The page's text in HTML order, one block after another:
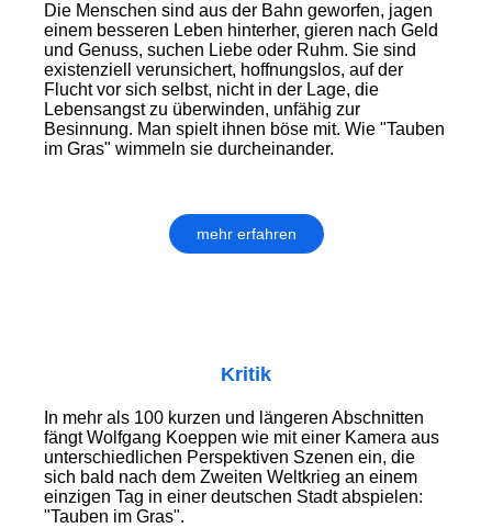
Die Menschen sind aus der Bahn geworfen, jagen
einem besseren Leben hinterher, gieren nach Geld
und Genuss, suchen Liebe oder Ruhm. Sie sind
existenziell verunsichert, hoffnungslos, auf der
Flucht vor sich selbst, nicht in der Lage, die
Lebensangst zu überwinden, unfähig zur
Besinnung. Man spielt ihnen böse mit. Wie "Tauben
im Gras" wimmeln sie durcheinander.
mehr erfahren
Kritik
In mehr als 100 kurzen und längeren Abschnitten
fängt Wolfgang Koeppen wie mit einer Kamera aus
unterschiedlichen Perspektiven Szenen ein, die
sich bald nach dem Zweiten Weltkrieg an einem
einzigen Tag in einer deutschen Stadt abspielen:
"Tauben im Gras".